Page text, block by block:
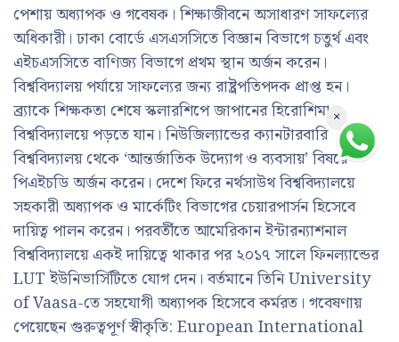
পেশায় অধ্যাপক ও গবেষক। শিক্ষাজীবনে অসাধারণ সাফল্যের
অধিকারী। ঢাকা বোর্ডে এসএসসিতে বিজ্ঞান বিভাগে চতুর্থ এবং
এইচএসসিতে বাণিজ্য বিভাগে প্রথম স্থান অর্জন করেন।
বিশ্ববিদ্যালয় পর্যায়ে সাফল্যের জন্য রাষ্ট্রপতিপদক প্রাপ্ত হন।
ব্র্যাকে শিক্ষকতা শেষে স্কলারশিপে জাপানের হিরোশিমা
বিশ্ববিদ্যালয়ে পড়তে যান। নিউজিল্যান্ডের ক্যানটারবারি
বিশ্ববিদ্যালয় থেকে ‘আন্তর্জাতিক উদ্যোগ ও ব্যবসায়’ বিষয়ে
পিএইচডি অর্জন করেন। দেশে ফিরে নর্থসাউথ বিশ্ববিদ্যালয়ে
সহকারী অধ্যাপক ও মার্কেটিং বিভাগের চেয়ারপার্সন হিসেবে
দায়িত্ব পালন করেন। পরবর্তীতে আমেরিকান ইন্টারন্যাশনাল
বিশ্ববিদ্যালয়ে একই দায়িত্বে থাকার পর ২০১৭ সালে ফিনল্যান্ডের
LUT ইউনিভার্সিটিতে যোগ দেন। বর্তমানে তিনি University
of Vaasa-তে সহযোগী অধ্যাপক হিসেবে কর্মরত। গবেষণায়
পেয়েছেন গুরুত্বপূর্ণ স্বীকৃতি: European International
×